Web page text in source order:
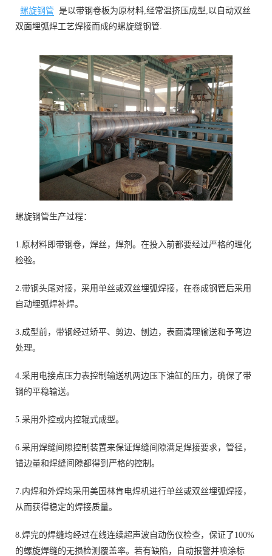
螺旋钢管 是以带钢卷板为原材料,经常温挤压成型,以自动双丝
双面埋弧焊工艺焊接而成的螺旋缝钢管.
螺旋钢管生产过程：
1.原材料即带钢卷，焊丝，焊剂。在投入前都要经过严格的理化
检验。
2.带钢头尾对接，采用单丝或双丝埋弧焊接，在卷成钢管后采用
自动埋弧焊补焊。
3.成型前，带钢经过矫平、剪边、刨边，表面清理输送和予弯边
处理。
4.采用电接点压力表控制输送机两边压下油缸的压力，确保了带
钢的平稳输送。
5.采用外控或内控辊式成型。
6.采用焊缝间隙控制装置来保证焊缝间隙满足焊接要求，管径，
错边量和焊缝间隙都得到严格的控制。
7.内焊和外焊均采用美国林肯电焊机进行单丝或双丝埋弧焊接，
从而获得稳定的焊接质量。
8.焊完的焊缝均经过在线连续超声波自动伤仪检查，保证了100%
的螺旋焊缝的无损检测覆盖率。若有缺陷，自动报警并喷涂标